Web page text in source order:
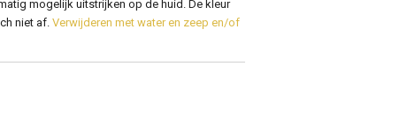
mogelijk uitstrijken op de huid. De kleur
niet af.Verwijderen met water en zeep en/of